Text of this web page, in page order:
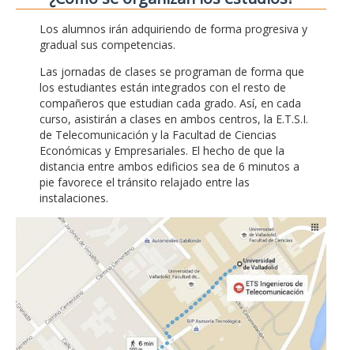
Los alumnos irán adquiriendo de forma progresiva y
gradual sus competencias.
Las jornadas de clases se programan de forma que
los estudiantes están integrados con el resto de
compañeros que estudian cada grado. Así, en cada
curso, asistirán a clases en ambos centros, la E.T.S.I.
de Telecomunicación y la Facultad de Ciencias
Económicas y Empresariales. El hecho de que la
distancia entre ambos edificios sea de 6 minutos a
pie favorece el tránsito relajado entre las
instalaciones.